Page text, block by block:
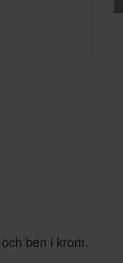
ben i krom.